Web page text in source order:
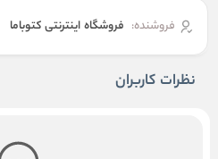
فروشنده: فروشگاه اینترنتی کتوباما
نظرات کاربران